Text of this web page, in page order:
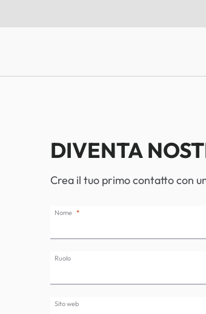
DIVENTA
Crea il tuo primo contatto con
Nome
Ruolo
Sito web